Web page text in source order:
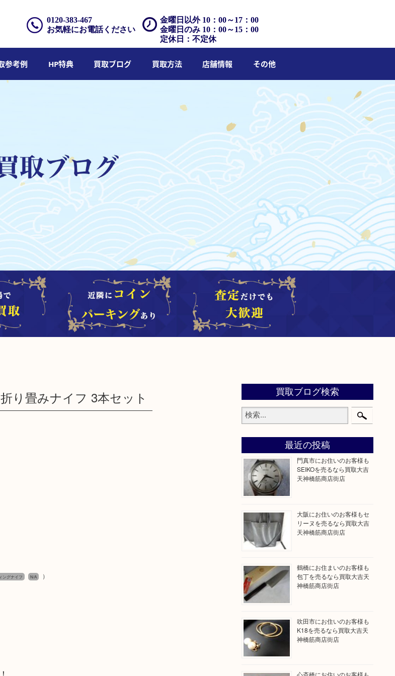
金曜日以外 10：00～17：00
金曜日のみ 10：00～15：00
定休日：不定休
0120-383-467
お気軽にお電話ください
参考例 HP特典 買取ブログ 買取方法 店舗情報 その他
り畳みナイフ 3本セット
ングナイフ N/A
）
買取ブログ検索
最近の投稿
門真市にお住いのお客様も
SEIKOを売るなら買取大吉
天神橋筋商店街店
大阪にお住いのお客様もセ
リーヌを売るなら買取大吉
天神橋筋商店街店
鶴橋にお住まいのお客様も
包丁を売るなら買取大吉天
神橋筋商店街店
吹田市にお住いのお客様も
K18を売るなら買取大吉天
神橋筋商店街店